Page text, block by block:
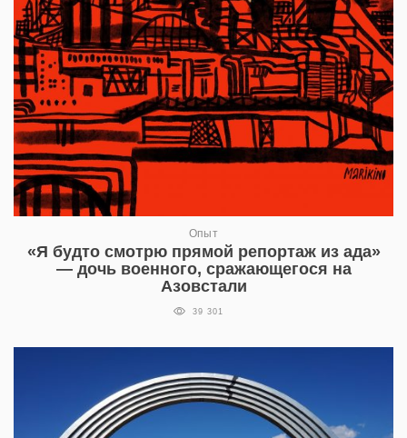
Опыт
«Я будто смотрю прямой репортаж из ада»
— дочь военного, сражающегося на
Азовстали
39 301